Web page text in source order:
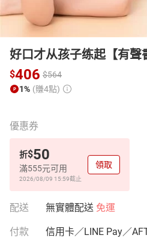
好口才从孩子练起【有聲
$406 $564
1% (賺4點)
優惠券
折$50
滿555元可用
2026/08/09 15:59截止
領取
配送 無實體配送 免運
付款 信用卡／LINE Pay／